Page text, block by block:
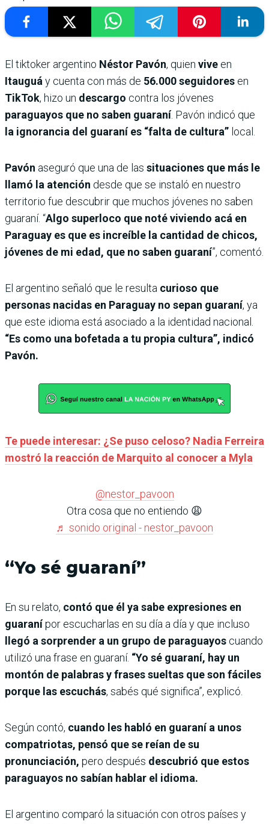
El tiktoker argentino Néstor Pavón, quien vive en
Itauguá y cuenta con más de 56.000seguidores en
TikTok, hizo un descargo contra los jóvenes
paraguayos que no saben guaraní. Pavón indicó que
la ignorancia del guaraní es “falta de cultura” local.
Pavón aseguró que una de las situaciones que más le
llamó la atención desde que se instaló en nuestro
territorio fue descubrir que muchos jóvenes no saben
guaraní. “Algo superloco que noté viviendo acá en
Paraguay es que es increíble la cantidad de chicos,
jóvenes de mi edad, que no saben guaraní”, comentó.
El argentino señaló que le resulta curioso que
personas nacidas en Paraguay no sepan guaraní, ya
que este idioma está asociado a la identidad nacional.
“Es como una bofetada a tu propia cultura”, indicó
Pavón.
Te puede interesar: ¿Se puso celoso? Nadia Ferreira
mostró la reacción de Marquito al conocer a Myla
@nestor_pavoon
Otra cosa que no entiendo 😩
♬ sonido original - nestor_pavoon
“Yo sé guaraní”
En su relato, contó que él ya sabe expresiones en
guaranípor escucharlas en su día a día y que incluso
llegó a sorprender a un grupo de paraguayos cuando
utilizó una frase en guaraní. “Yo sé guaraní, hay un
montón de palabras y frases sueltas que son fáciles
porque las escuchás, sabés qué significa”, explicó.
Según contó, cuando les habló en guaraní a unos
compatriotas, pensó que se reían de su
pronunciación, pero después descubrió que estos
paraguayos no sabían hablar el idioma.
El argentino comparó la situación con otros países y